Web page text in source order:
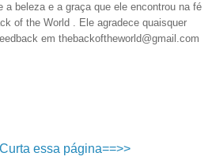
a beleza e a graça que ele encontrou na fé
of the World . Ele agradece quaisquer
em thebackoftheworld@gmail.com
essa página==>>